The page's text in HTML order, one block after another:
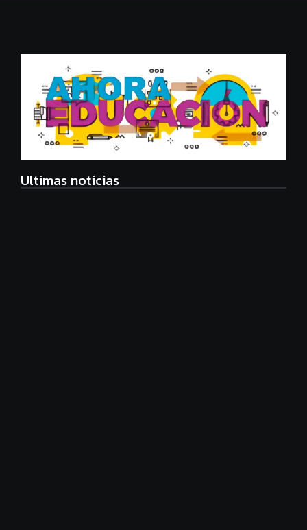
Ultimas noticias